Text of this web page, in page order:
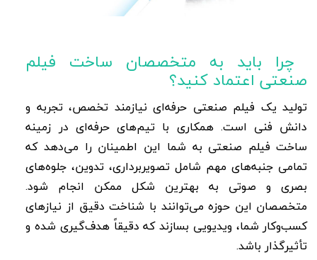
چرا باید به متخصصان ساخت فیلم
صنعتی اعتماد کنید؟
تولید یک فیلم صنعتی حرفه‌ای نیازمند تخصص، تجربه و
دانش فنی است. همکاری با تیم‌های حرفه‌ای در زمینه
ساخت فیلم صنعتی به شما این اطمینان را می‌دهد که
تمامی جنبه‌های مهم شامل تصویربرداری، تدوین، جلوه‌های
بصری و صوتی به بهترین شکل ممکن انجام شود.
متخصصان این حوزه می‌توانند با شناخت دقیق از نیازهای
کسب‌وکار شما، ویدیویی بسازند که دقیقاً هدف‌گیری شده و
تأثیرگذار باشد.